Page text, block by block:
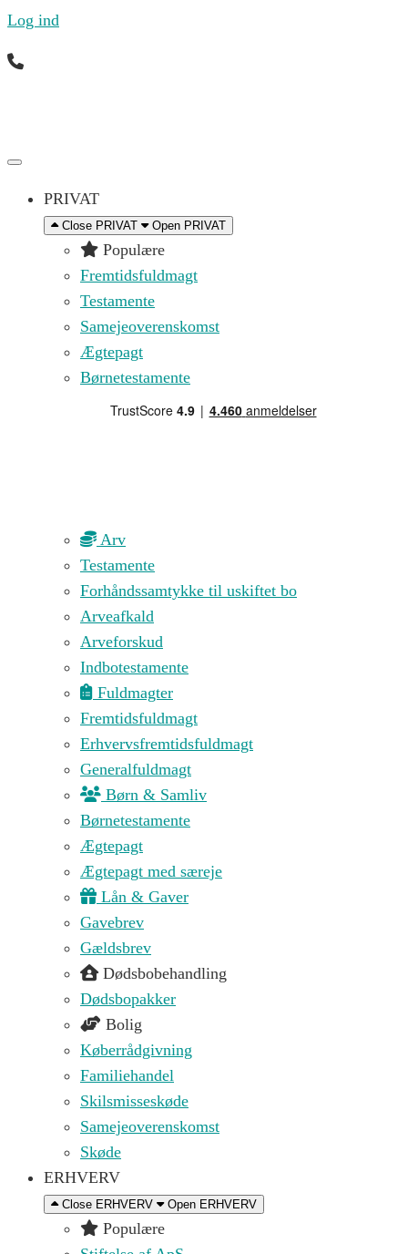
Log ind
PRIVAT
Close PRIVAT Open PRIVAT
Populære
Fremtidsfuldmagt
Testamente
Samejeoverenskomst
Ægtepagt
Børnetestamente
Arv
Testamente
Forhåndssamtykke til uskiftet bo
Arveafkald
Arveforskud
Indbotestamente
Fuldmagter
Fremtidsfuldmagt
Erhvervsfremtidsfuldmagt
Generalfuldmagt
Børn & Samliv
Børnetestamente
Ægtepagt
Ægtepagt med særeje
Lån & Gaver
Gavebrev
Gældsbrev
Dødsbobehandling
Dødsbopakker
Bolig
Køberrådgivning
Familiehandel
Skilsmisseskøde
Samejeoverenskomst
Skøde
ERHVERV
Close ERHVERV Open ERHVERV
Populære